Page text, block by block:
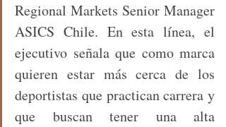
Regional Markets Senior Manager
ASICS Chile. En esta línea, el
ejecutivo señala que como marca
quieren estar más cerca de los
deportistas que practican carrera y
que buscan tener una alta